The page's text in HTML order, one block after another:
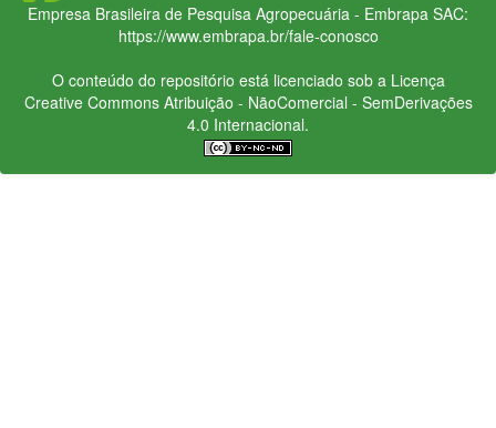
Empresa Brasileira de Pesquisa Agropecuária - Embrapa SAC:
https://www.embrapa.br/fale-conosco
O conteúdo do repositório está licenciado sob a Licença
Creative CommonsAtribuição - NãoComercial - SemDerivações
4.0 Internacional.